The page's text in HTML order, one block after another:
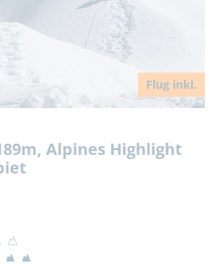
Flug inkl.
Alpines Highlight